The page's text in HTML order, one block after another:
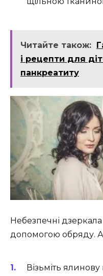
Читайте також:
і рецепти для
панкреатиту
Небезпечні
допомогою обряду.
Візьміть